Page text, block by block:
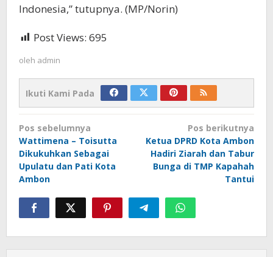
Indonesia,” tutupnya. (MP/Norin)
Post Views: 695
oleh admin
Ikuti Kami Pada
Navigasi
pos
Pos sebelumnya
Wattimena – Toisutta
Dikukuhkan Sebagai
Upulatu dan Pati Kota
Ambon
Pos berikutnya
Ketua DPRD Kota Ambon
Hadiri Ziarah dan Tabur
Bunga di TMP Kapahah
Tantui